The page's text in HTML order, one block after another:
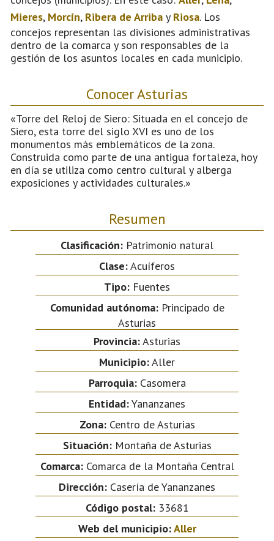
Mieres, Morcín, Ribera de Arriba y Riosa. Los
concejos representan las divisiones administrativas
dentro de la comarca y son responsables de la
gestión de los asuntos locales en cada municipio.
Conocer Asturias
«Torre del Reloj de Siero: Situada en el concejo de
Siero, esta torre del siglo XVI es uno de los
monumentos más emblemáticos de la zona.
Construida como parte de una antigua fortaleza, hoy
en día se utiliza como centro cultural y alberga
exposiciones y actividades culturales.»
Resumen
Clasificación: Patrimonio natural
Clase:Acuíferos
Tipo: Fuentes
Comunidad autónoma:Principado de
Asturias
Provincia:Asturias
Municipio:Aller
Parroquia:Casomera
Entidad:Yananzanes
Zona:Centro de Asturias
Situación:Montaña de Asturias
Comarca:Comarca de la Montaña Central
Dirección: Casería de Yananzanes
Código postal:33681
Web del municipio:Aller